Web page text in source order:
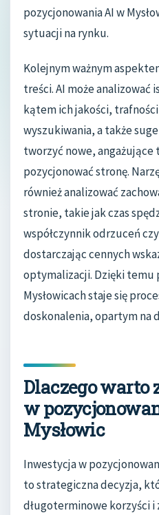
pozycjonowania AI w
sytuacji na rynku.
Kolejnym ważnym
treści. AI może analizować
kątem ich jakości,
wyszukiwania, a także
tworzyć nowe,
pozycjonować stronę.
również analizować
stronie, takie jak czas
współczynnik odrzuceń
dostarczając cennych
optymalizacji. Dzięki temu
Mysłowicach staje się
doskonalenia, opartym na
Dlaczego warto
w
Mysłowic
Inwestycja w
to strategiczna decyzja,
długoterminowe korzyści i